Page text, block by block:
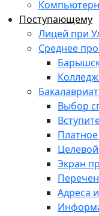
Поступающему
Лицей при
Среднее
Выбор
Экран
Адреса